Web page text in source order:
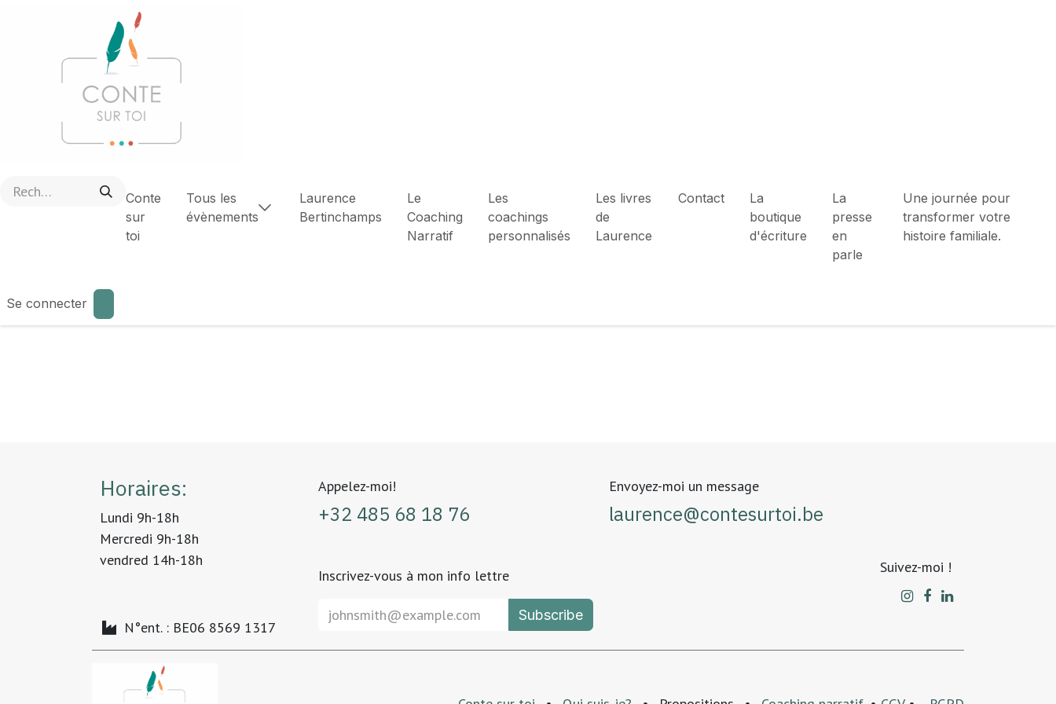
Conte
sur
toi
Tous les
évènements
Laurence
Bertinchamps
Le
Coaching
Narratif
Les
coachings
personnalisés
Les livres
de
Laurence
Contact
La
boutique
d'écriture
La
presse
en
parle
Une journée pour
transformer votre
histoire familiale.
Se connecter
Horaires:
Lundi 9h-18h
Mercredi 9h-18h
vendred 14h-18h
N°ent. : BE06 8569 1317
Suivez-moi !
Appelez-moi!
+32 485 68 18 76
Inscrivez-vous à mon info lettre
Subscribe
Envoyez-moi un message
laurence@contesurtoi.be​